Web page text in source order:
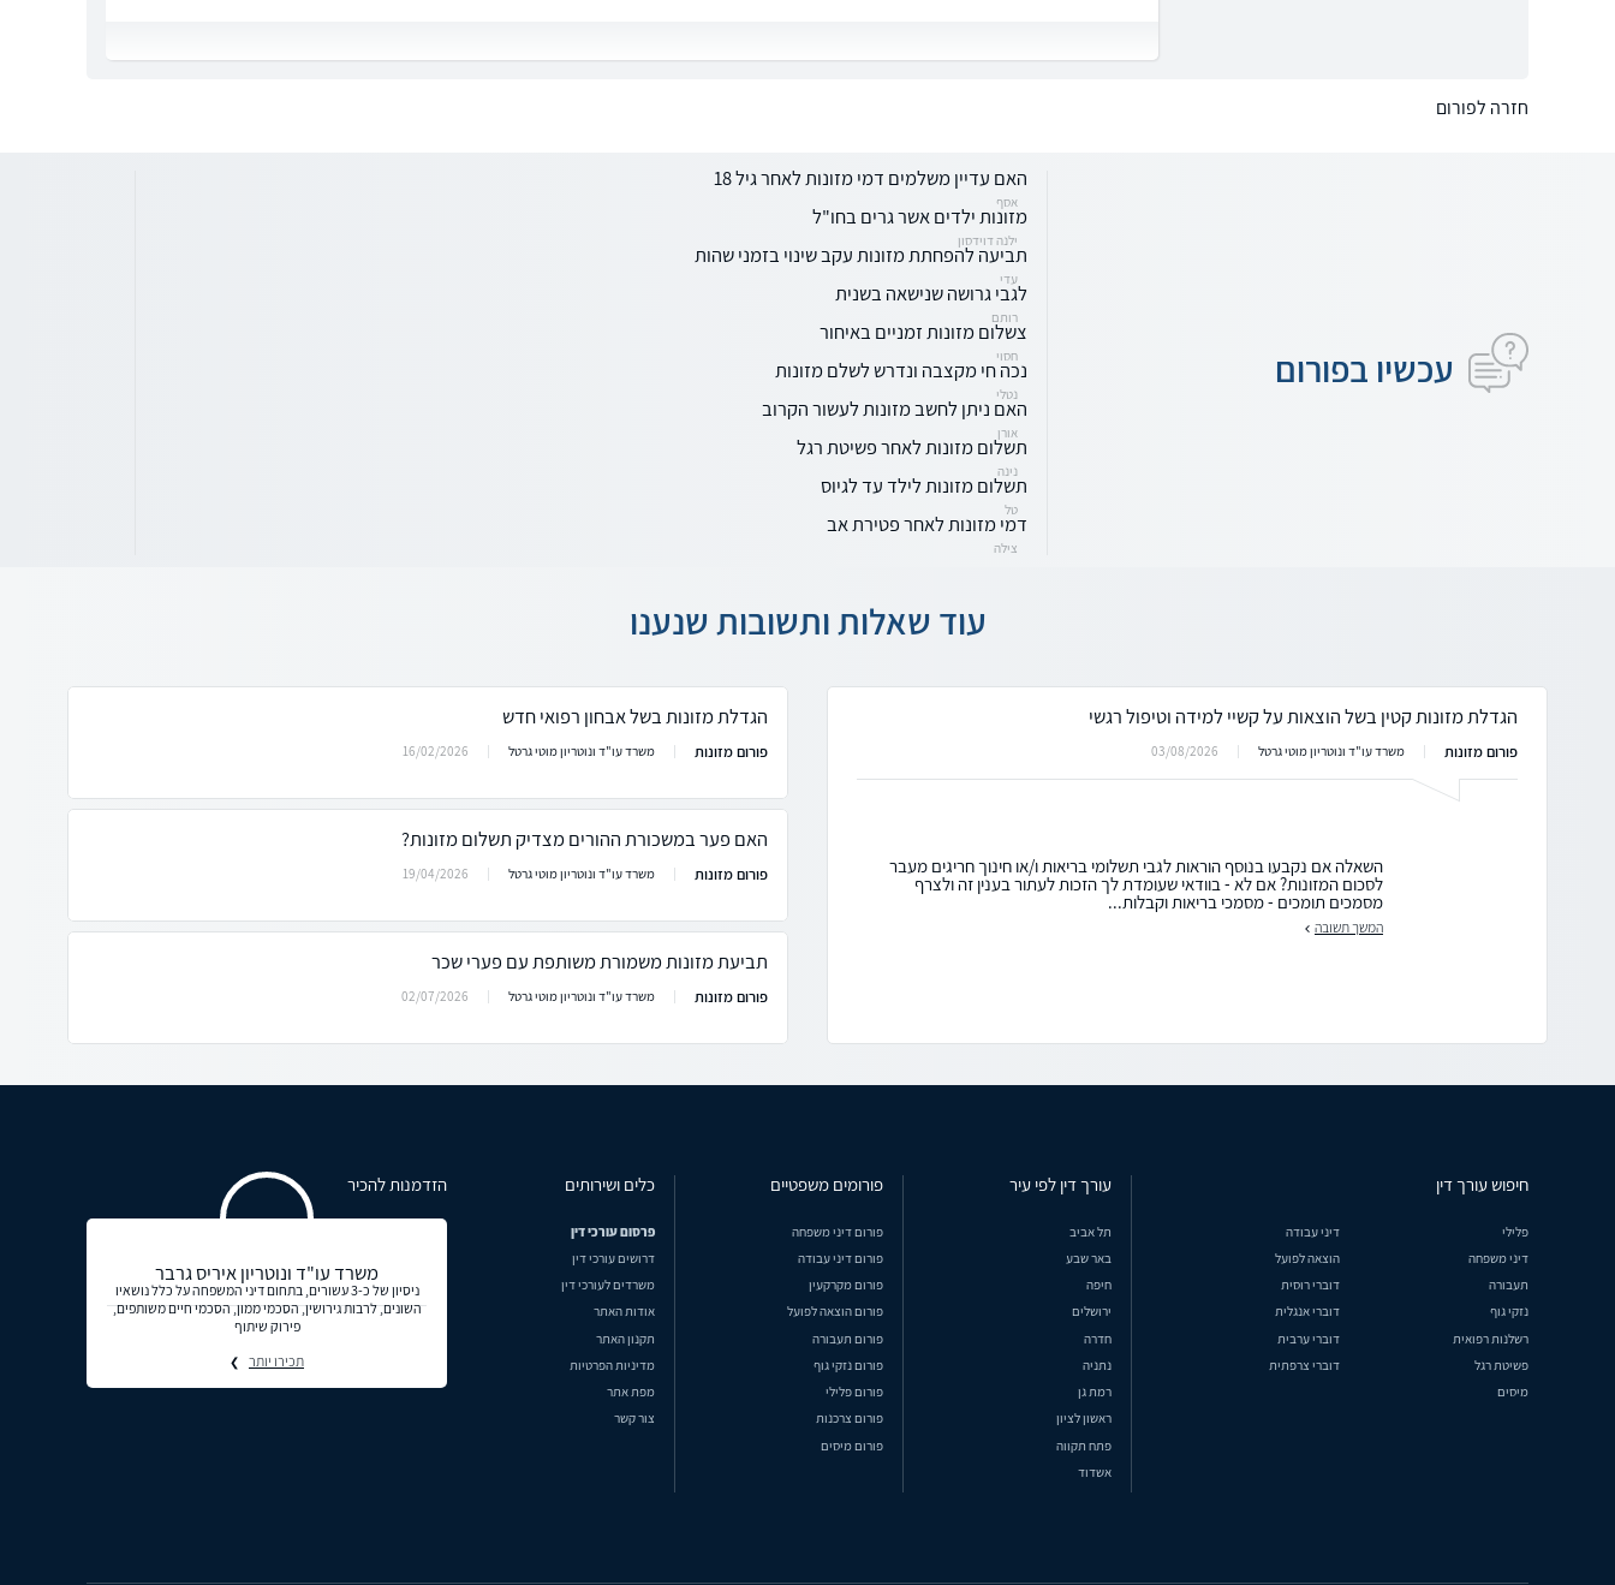
חזרה לפורום
עכשיו בפורום
האם עדיין משלמים דמי מזונות לאחר גיל 18
אסף
מזונות ילדים אשר גרים בחו"ל
ילנה דוידסון
תביעה להפחתת מזונות עקב שינוי בזמני שהות
עדי
לגבי גרושה שנישאה בשנית
רותם
צשלום מזונות זמניים באיחור
חסוי
נכה חי מקצבה ונדרש לשלם מזונות
נטלי
האם ניתן לחשב מזונות לעשור הקרוב
אורן
תשלום מזונות לאחר פשיטת רגל
נינה
תשלום מזונות לילד עד לגיוס
טל
דמי מזונות לאחר פטירת אב
צילה
עוד שאלות ותשובות שנענו
הגדלת מזונות קטין בשל הוצאות על קשיי למידה וטיפול רגשי
פורום מזונות משרד עו"ד ונוטריון מוטי גרטל 03/08/2026
השאלה אם נקבעו בנוסף הוראות לגבי תשלומי בריאות ו/או חינוך חריגים מעבר
לסכום המזונות? אם לא - בוודאי שעומדת לך הזכות לעתור בענין זה ולצרף
מסמכים תומכים - מסמכי בריאות וקבלות...
המשך תשובה
הגדלת מזונות בשל אבחון רפואי חדש
פורום מזונות משרד עו"ד ונוטריון מוטי גרטל 16/02/2026
האם פער במשכורת ההורים מצדיק תשלום מזונות?
פורום מזונות משרד עו"ד ונוטריון מוטי גרטל 19/04/2026
תביעת מזונות משמורת משותפת עם פערי שכר
פורום מזונות משרד עו"ד ונוטריון מוטי גרטל 02/07/2026
חיפוש עורך דין
פלילי
דיני עבודה
דיני משפחה
הוצאה לפועל
תעבורה
דוברי רוסית
נזקי גוף
דוברי אנגלית
רשלנות רפואית
דוברי ערבית
פשיטת רגל
דוברי צרפתית
מיסים
עורך דין לפי עיר
תל אביב
באר שבע
חיפה
ירושלים
חדרה
נתניה
רמת גן
ראשון לציון
פתח תקווה
אשדוד
פורומים משפטיים
פורום דיני משפחה
פורום דיני עבודה
פורום מקרקעין
פורום הוצאה לפועל
פורום תעבורה
פורום נזקי גוף
פורום פלילי
פורום צרכנות
פורום מיסים
כלים ושירותים
פרסום עורכי דין
דרושים עורכי דין
משרדים לעורכי דין
אודות האתר
תקנון האתר
מדיניות הפרטיות
מפת אתר
צור קשר
הזדמנות להכיר
משרד עו"ד ונוטריון איריס גרבר
ניסיון של כ-3 עשורים, בתחום דיני המשפחה על כלל נושאיו
השונים, לרבות גירושין, הסכמי ממון, הסכמי חיים משותפים,
פירוק שיתוף
תכירו יותר